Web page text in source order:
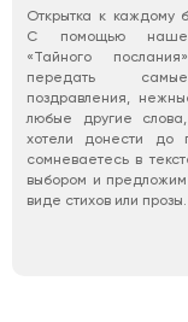
Открытка к каждому
С помощью
«Тайного
передать
поздравления,
любые другие
хотели донести до
сомневаетесь в
выбором и
виде стихов или прозы.